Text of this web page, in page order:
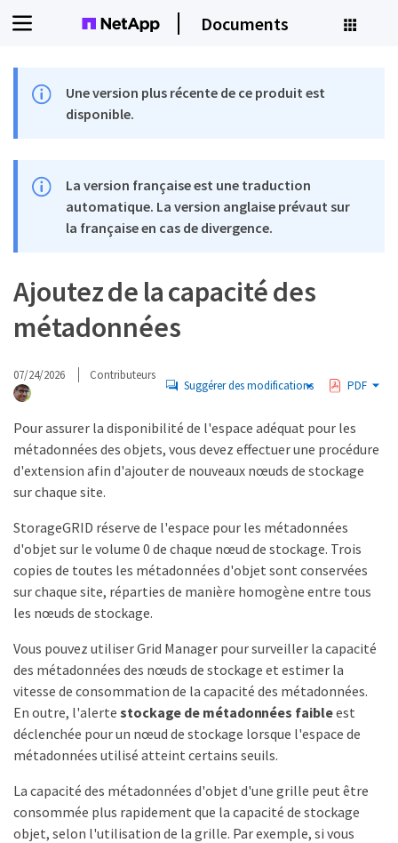
Documents
Une version plus récente de ce produit est
disponible.
La version française est une traduction
automatique. La version anglaise prévaut sur
la française en cas de divergence.
Ajoutez de la capacité des
métadonnées
07/24/2026 Contributeurs
Suggérer des modifications PDF
Pour assurer la disponibilité de l'espace adéquat pour les
métadonnées des objets, vous devez effectuer une procédure
d'extension afin d'ajouter de nouveaux nœuds de stockage
sur chaque site.
StorageGRID réserve de l'espace pour les métadonnées
d'objet sur le volume 0 de chaque nœud de stockage. Trois
copies de toutes les métadonnées d'objet sont conservées
sur chaque site, réparties de manière homogène entre tous
les nœuds de stockage.
Vous pouvez utiliser Grid Manager pour surveiller la capacité
des métadonnées des nœuds de stockage et estimer la
vitesse de consommation de la capacité des métadonnées.
En outre, l'alerte stockage de métadonnées faibleest
déclenchée pour un nœud de stockage lorsque l'espace de
métadonnées utilisé atteint certains seuils.
La capacité des métadonnées d'objet d'une grille peut être
consommée plus rapidement que la capacité de stockage
objet, selon l'utilisation de la grille. Par exemple, si vous